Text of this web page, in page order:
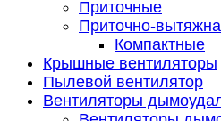
Приточные
Приточно-
Компактные
Крышные вентиляторы
Пылевой вентилятор
Вентиляторы